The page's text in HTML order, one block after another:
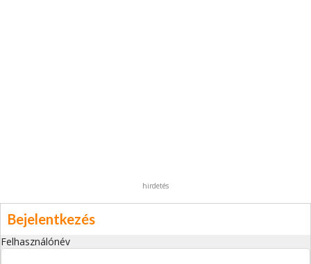
hirdetés
Bejelentkezés
Felhasználónév